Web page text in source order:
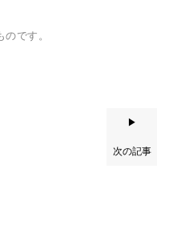
です。
▶
次の記事